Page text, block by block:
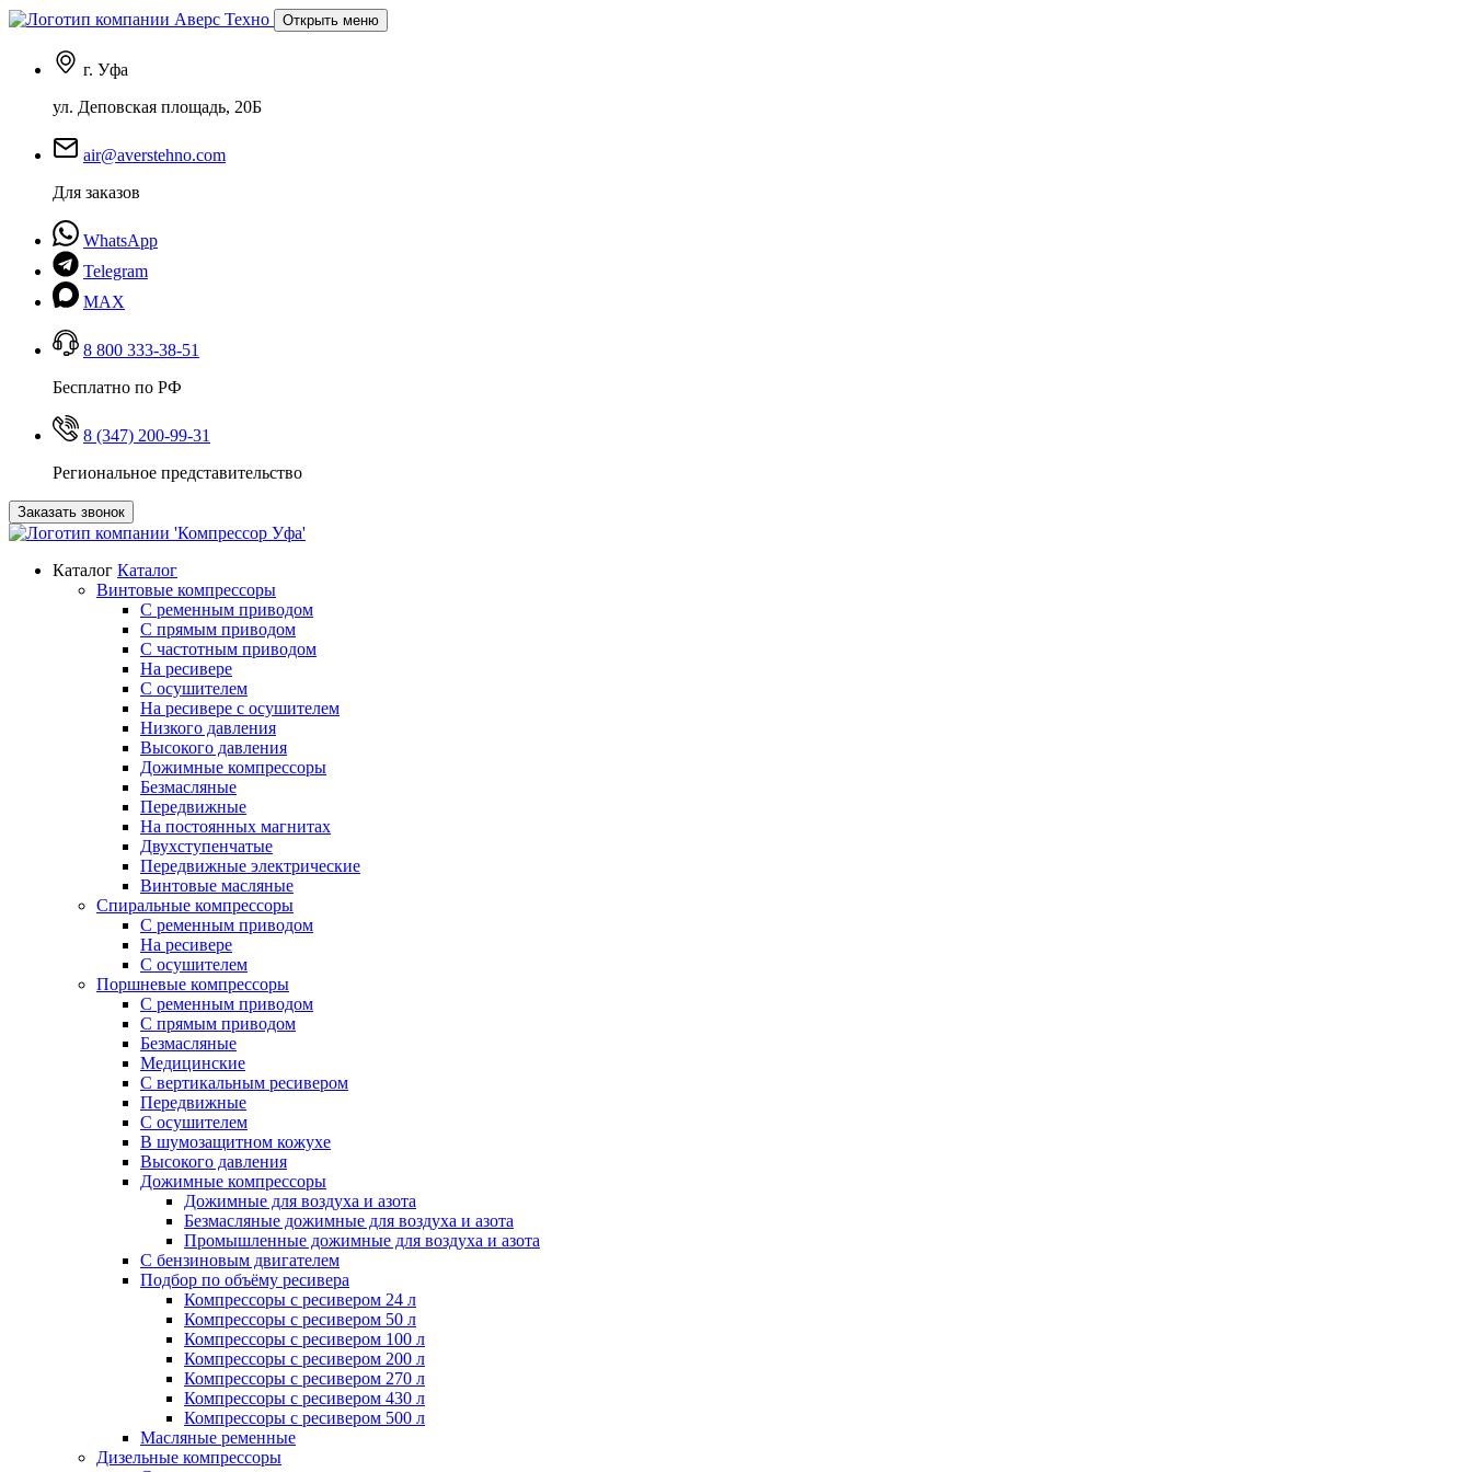
Открыть меню
г. Уфа
ул. Деповская площадь, 20Б
air@averstehno.com
Для заказов
WhatsApp
Telegram
MAX
8 800 333-38-51
Бесплатно по РФ
8 (347) 200-99-31
Региональное представительство
Заказать звонок
Каталог Каталог
Винтовые компрессоры
С ременным приводом
С прямым приводом
С частотным приводом
На ресивере
С осушителем
На ресивере с осушителем
Низкого давления
Высокого давления
Дожимные компрессоры
Безмасляные
Передвижные
На постоянных магнитах
Двухступенчатые
Передвижные электрические
Винтовые масляные
Спиральные компрессоры
С ременным приводом
На ресивере
С осушителем
Поршневые компрессоры
С ременным приводом
С прямым приводом
Безмасляные
Медицинские
С вертикальным ресивером
Передвижные
С осушителем
В шумозащитном кожухе
Высокого давления
Дожимные компрессоры
Дожимные для воздуха и азота
Безмасляные дожимные для воздуха и азота
Промышленные дожимные для воздуха и азота
С бензиновым двигателем
Подбор по объёму ресивера
Компрессоры с ресивером 24 л
Компрессоры с ресивером 50 л
Компрессоры с ресивером 100 л
Компрессоры с ресивером 200 л
Компрессоры с ресивером 270 л
Компрессоры с ресивером 430 л
Компрессоры с ресивером 500 л
Масляные ременные
Дизельные компрессоры